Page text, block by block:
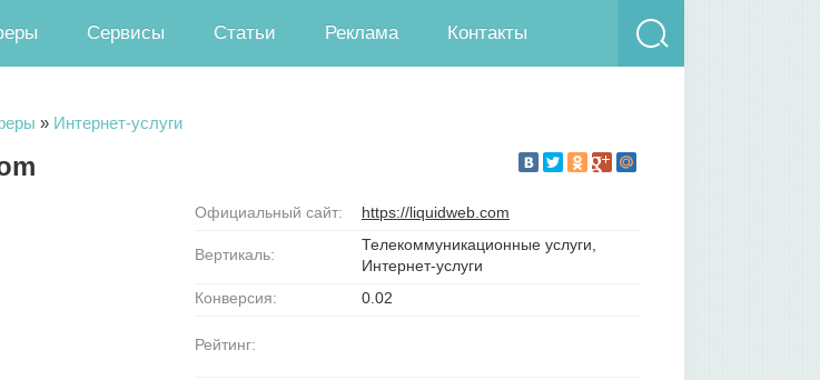
Сервисы Статьи Реклама Контакты
» Интернет-услуги
Официальный сайт: https://liquidweb.com
Вертикаль:
Телекоммуникационные услуги,
Интернет-услуги
Конверсия:
0.02
Рейтинг: